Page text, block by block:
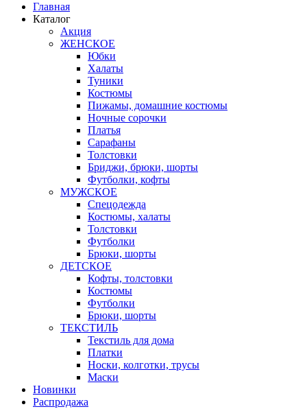
Главная
Каталог
Акция
ЖЕНСКОЕ
Юбки
Халаты
Туники
Костюмы
Пижамы, домашние костюмы
Ночные сорочки
Платья
Сарафаны
Толстовки
Бриджи, брюки, шорты
Футболки, кофты
МУЖСКОЕ
Спецодежда
Костюмы, халаты
Толстовки
Футболки
Брюки, шорты
ДЕТСКОЕ
Кофты, толстовки
Костюмы
Футболки
Брюки, шорты
ТЕКСТИЛЬ
Текстиль для дома
Платки
Носки, колготки, трусы
Маски
Новинки
Распродажа